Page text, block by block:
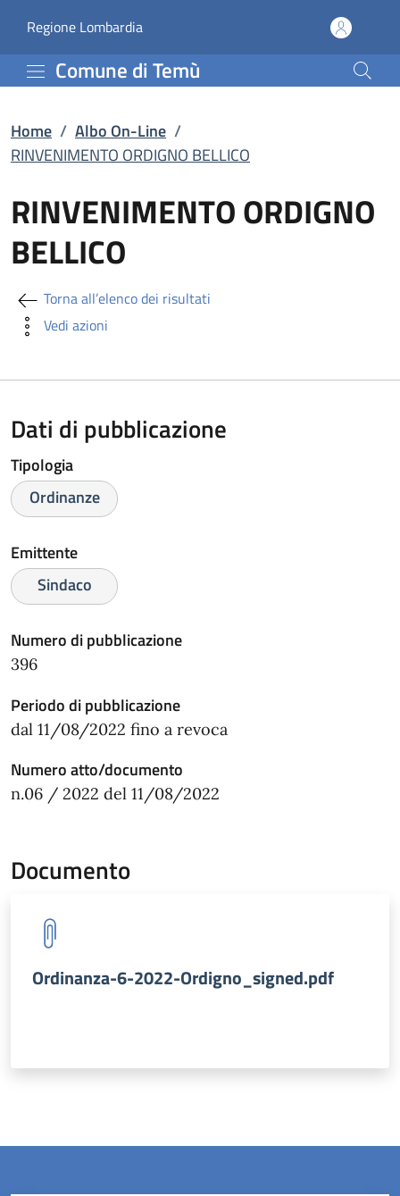
RINVENIMENTO
Regione Lombardia(apre in un'altra scheda).
Comune di Temù
Home / Albo On-Line /
RINVENIMENTO ORDIGNO BELLICO
RINVENIMENTO ORDIGNO
BELLICO
Torna all’elenco dei risultati
Vedi azioni
Dati di pubblicazione
Tipologia
Ordinanze
Emittente
Sindaco
Numero di pubblicazione
396
Periodo di pubblicazione
dal 11/08/2022 fino a revoca
Numero atto/documento
n.06 / 2022 del 11/08/2022
Documento
Ordinanza-6-2022-Ordigno_signed.pdf